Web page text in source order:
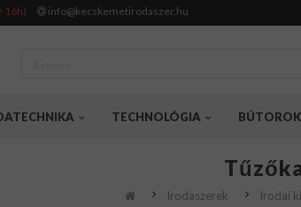
16h) info@kecskemetirodaszer.hu
TECHNOLÓGIA BÚTOROK
Irodaszerek Irodai